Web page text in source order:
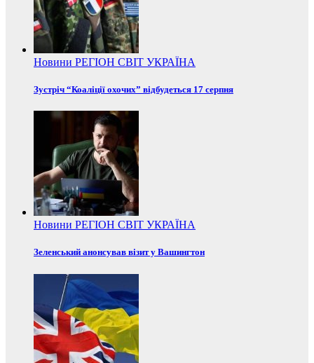
Новини РЕГІОН СВІТ УКРАЇНА
Зустріч “Коаліції охочих” відбудеться 17 серпня
Новини РЕГІОН СВІТ УКРАЇНА
Зеленський анонсував візит у Вашингтон